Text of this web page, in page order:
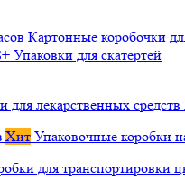
Картонные коробочки
Упаковки для скатертей
для лекарственных средств
Хит Упаковочные коробки
для транспортировки